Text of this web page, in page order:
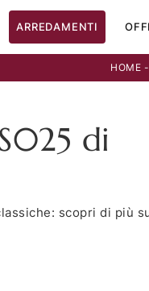
ARREDAMENTI
HOME -
di
scopri di più